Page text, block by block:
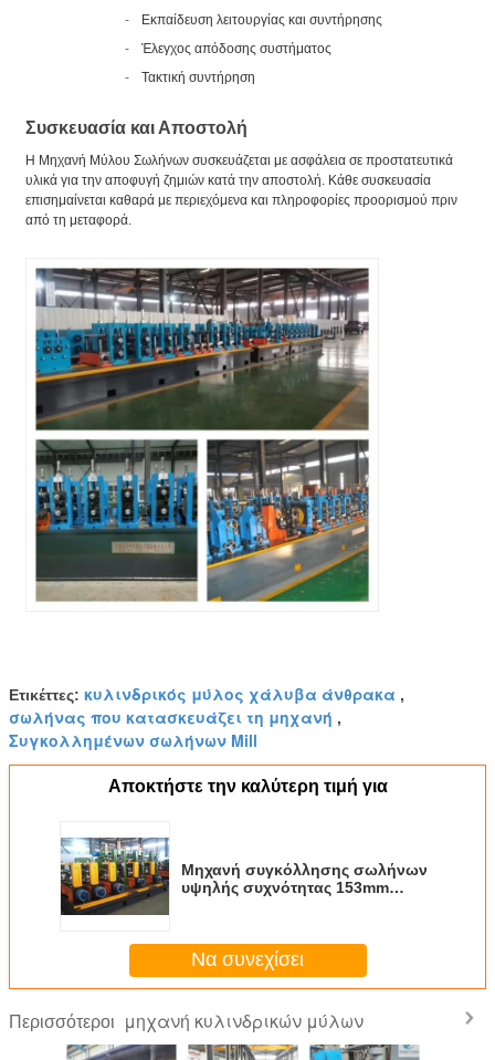
Εκπαίδευση λειτουργίας και συντήρησης
Έλεγχος απόδοσης συστήματος
Τακτική συντήρηση
Συσκευασία και Αποστολή
Η Μηχανή Μύλου Σωλήνων συσκευάζεται με ασφάλεια σε προστατευτικά
υλικά για την αποφυγή ζημιών κατά την αποστολή. Κάθε συσκευασία
επισημαίνεται καθαρά με περιεχόμενα και πληροφορίες προορισμού πριν
από τη μεταφορά.
Ετικέττες: κυλινδρικός μύλος χάλυβα άνθρακα ,
σωλήνας που κατασκευάζει τη μηχανή ,
Συγκολλημένων σωλήνων Mill
Αποκτήστε την καλύτερη τιμή για
Μηχανή συγκόλλησης σωλήνων
υψηλής συχνότητας 153mm
Να συνεχίσει
Περισσότεροι μηχανή κυλινδρικών μύλων